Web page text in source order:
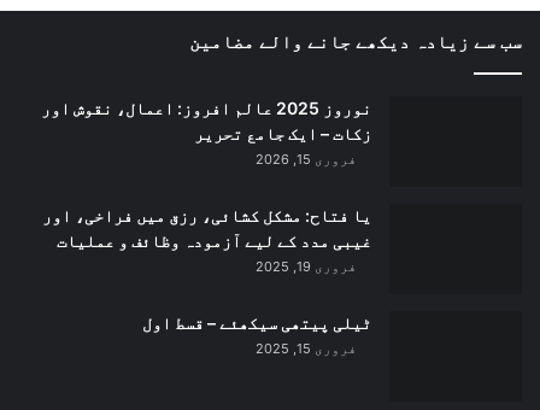
سب سے زیادہ دیکھے جانے والے مضامین
نوروز 2025 عالم افروز: اعمال، نقوش اور
زکات – ایک جامع تحریر
فروری 15, 2026
یا فتاح: مشکل کشائی، رزق میں فراخی، اور
غیبی مدد کے لیے آزمودہ وظائف و عملیات
فروری 19, 2025
ٹیلی پیتھی سیکھئے – قسط اول
فروری 15, 2025